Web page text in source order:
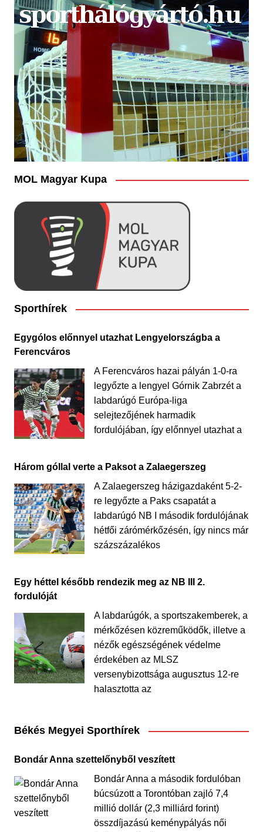
MOL Magyar Kupa
Sporthírek
Egygólos előnnyel utazhat Lengyelországba a
Ferencváros
A Ferencváros hazai pályán 1-0-ra
legyőzte a lengyel Górnik Zabrzét a
labdarúgó Európa-liga
selejtezőjének harmadik
fordulójában, így előnnyel utazhat a
Három góllal verte a Paksot a Zalaegerszeg
A Zalaegerszeg házigazdaként 5-2-
re legyőzte a Paks csapatát a
labdarúgó NB I második fordulójának
hétfői zárómérkőzésén, így nincs már
százszázalékos
Egy héttel később rendezik meg az NB III 2.
fordulóját
A labdarúgók, a sportszakemberek, a
mérkőzésen közreműködők, illetve a
nézők egészségének védelme
érdekében az MLSZ
versenybizottsága augusztus 12-re
halasztotta az
Békés Megyei Sporthírek
Bondár Anna szettelőnyből veszített
Bondár Anna a második fordulóban
búcsúzott a Torontóban zajló 7,4
millió dollár (2,3 milliárd forint)
összdíjazású keménypályás női